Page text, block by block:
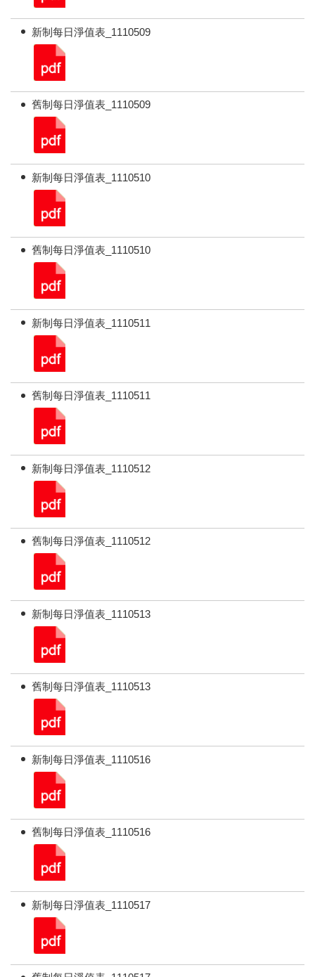
新制每日淨值表_1110509
舊制每日淨值表_1110509
新制每日淨值表_1110510
舊制每日淨值表_1110510
新制每日淨值表_1110511
舊制每日淨值表_1110511
新制每日淨值表_1110512
舊制每日淨值表_1110512
新制每日淨值表_1110513
舊制每日淨值表_1110513
新制每日淨值表_1110516
舊制每日淨值表_1110516
新制每日淨值表_1110517